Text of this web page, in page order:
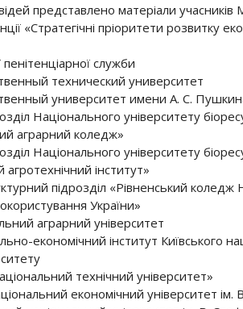
представлено матеріали
«Стратегічні пріоритети розвитку
служби
технический университет
университет имени А. С.
Національного університету
аграрний коледж»
Національного університету
інститут»
підрозділ «Рівненський коледж
України»
аграрний університет
економічний інститут Київського
технічний університет»
економічний університет